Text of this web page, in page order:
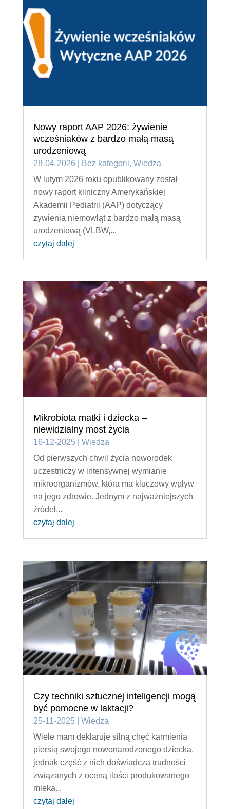
Nowy raport AAP 2026: żywienie
wcześniaków z bardzo małą masą
urodzeniową
28-04-2026 Bez kategorii, Wiedza
W lutym 2026 roku opublikowany został
nowy raport kliniczny Amerykańskiej
Akademii Pediatrii (AAP) dotyczący
żywienia niemowląt z bardzo małą masą
urodzeniową (VLBW,...
czytaj dalej
Mikrobiota matki i dziecka –
niewidzialny most życia
16-12-2025
Wiedza
Od pierwszych chwil życia noworodek
uczestniczy w intensywnej wymianie
mikroorganizmów, która ma kluczowy wpływ
na jego zdrowie. Jednym z najważniejszych
źródeł...
czytaj dalej
Czy techniki sztucznej inteligencji mogą
być pomocne w laktacji?
25-11-2025
Wiedza
Wiele mam deklaruje silną chęć karmienia
piersią swojego nowonarodzonego dziecka,
jednak część z nich doświadcza trudności
związanych z oceną ilości produkowanego
mleka...
czytaj dalej